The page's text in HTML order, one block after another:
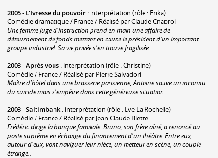
2005- L'Ivresse du pouvoir : interprétation (rôle : Erika)
Comédie dramatique / France / Réalisé par Claude Chabrol
Une femme juge d'instruction prend en main une affaire de
détournement de fonds mettant en cause le président d'un important
groupe industriel. Sa vie privée s'en trouve fragilisée.
2003-Après vous : interprétation (rôle : Christine)
Comédie / France / Réalisé par Pierre Salvadori
Maître d'hôtel dans une brasserie parisienne, Antoine sauve un inconnu
du suicide mais s'empêtre dans cette généreuse situation..
2003-Saltimbank : interprétation (rôle : Eve La Rochelle)
Comédie / France / Réalisé par Jean-Claude Biette
Frédéric dirige la banque familiale. Bruno, son frère aîné, a renoncé au
poste suprême en échange du financement d'un théâtre. Entre eux,
autour d'eux, vont naviguer leur nièce, un metteur en scène, un couple
étrange..